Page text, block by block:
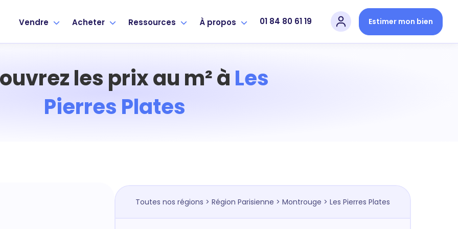
Vendre Acheter Ressources À propos 01 84 80 61 19 Estimer mon bien
les prix au m² à Les
Pierres Plates
Toutes nos régions > Région Parisienne > Montrouge > Les Pierres Plates